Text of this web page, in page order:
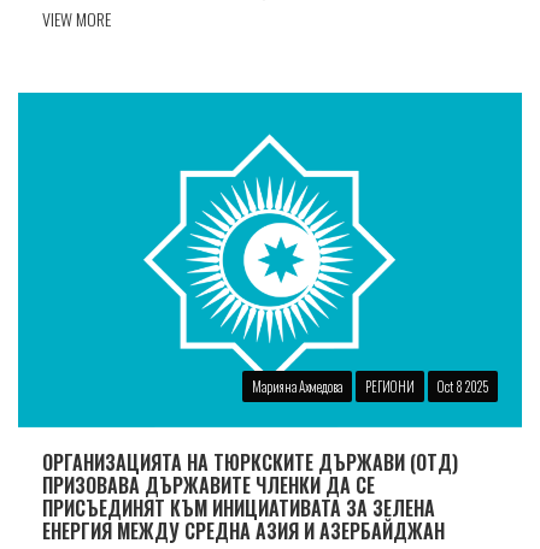
VIEW MORE
Марияна Ахмедова РЕГИОНИ Oct 8 2025
ОРГАНИЗАЦИЯТА НА ТЮРКСКИТЕ ДЪРЖАВИ (ОТД)
ПРИЗОВАВА ДЪРЖАВИТЕ ЧЛЕНКИ ДА СЕ
ПРИСЪЕДИНЯТ КЪМ ИНИЦИАТИВАТА ЗА ЗЕЛЕНА
ЕНЕРГИЯ МЕЖДУ СРЕДНА АЗИЯ И АЗЕРБАЙДЖАН